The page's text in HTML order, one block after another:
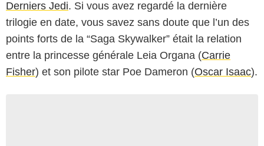
Derniers Jedi. Si vous avez regardé la dernière
trilogie en date, vous savez sans doute que l’un des
points forts de la “Saga Skywalker” était la relation
entre la princesse générale Leia Organa (Carrie
Fisher) et son pilote star Poe Dameron (Oscar Isaac).